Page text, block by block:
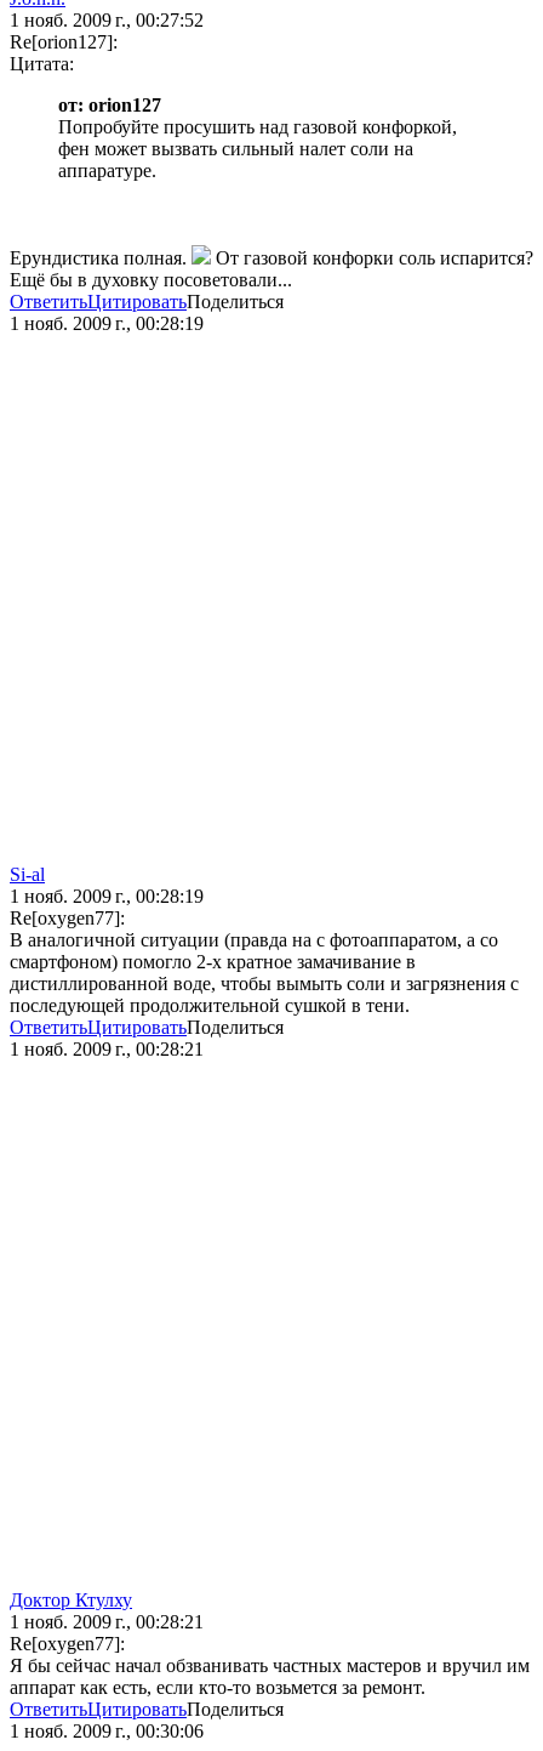
1 нояб. 2009 г., 00:27:52
Re[orion127]:
Цитата:
от: orion127
Попробуйте просушить над газовой конфоркой,
фен может вызвать сильный налет соли на
аппаратуре.
Ерундистика полная.
От газовой конфорки соль испарится?
Ещё бы в духовку посоветовали...
ОтветитьЦитироватьПоделиться
1 нояб. 2009 г., 00:28:19
Si-al
1 нояб. 2009 г., 00:28:19
Re[oxygen77]:
В аналогичной ситуации (правда на с фотоаппаратом, а со
смартфоном) помогло 2-х кратное замачивание в
дистиллированной воде, чтобы вымыть соли и загрязнения с
последующей продолжительной сушкой в тени.
ОтветитьЦитироватьПоделиться
1 нояб. 2009 г., 00:28:21
Доктор Ктулху
1 нояб. 2009 г., 00:28:21
Re[oxygen77]:
Я бы сейчас начал обзванивать частных мастеров и вручил им
аппарат как есть, если кто-то возьмется за ремонт.
ОтветитьЦитироватьПоделиться
1 нояб. 2009 г., 00:30:06